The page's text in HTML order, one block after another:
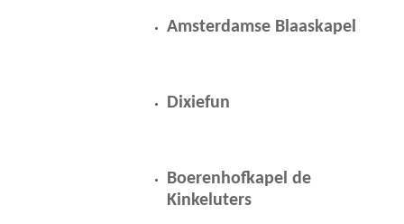
Amsterdamse Blaaskapel
Dixiefun
Boerenhofkapel de
Kinkeluters